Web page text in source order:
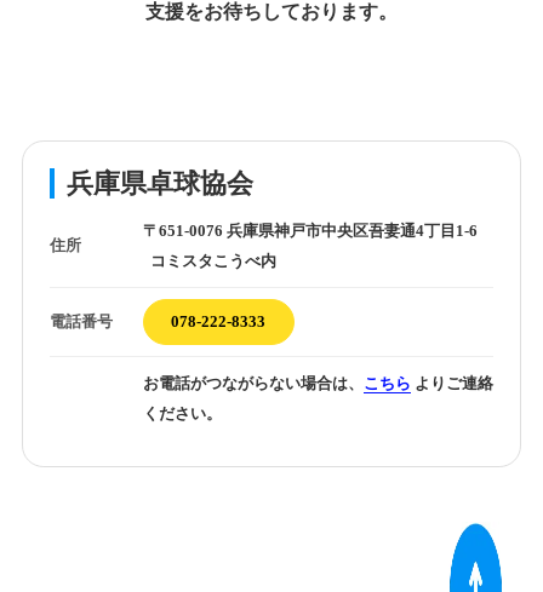
支援をお待ちしております。
兵庫県卓球協会
住所
〒651-0076 兵庫県神戸市中央区吾妻通4丁目1-6
コミスタこうべ内
電話番号 078-222-8333
お電話がつながらない場合は、 こちら よりご連絡
ください。